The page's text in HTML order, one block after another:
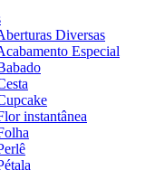
Diversas
Especial
instantânea